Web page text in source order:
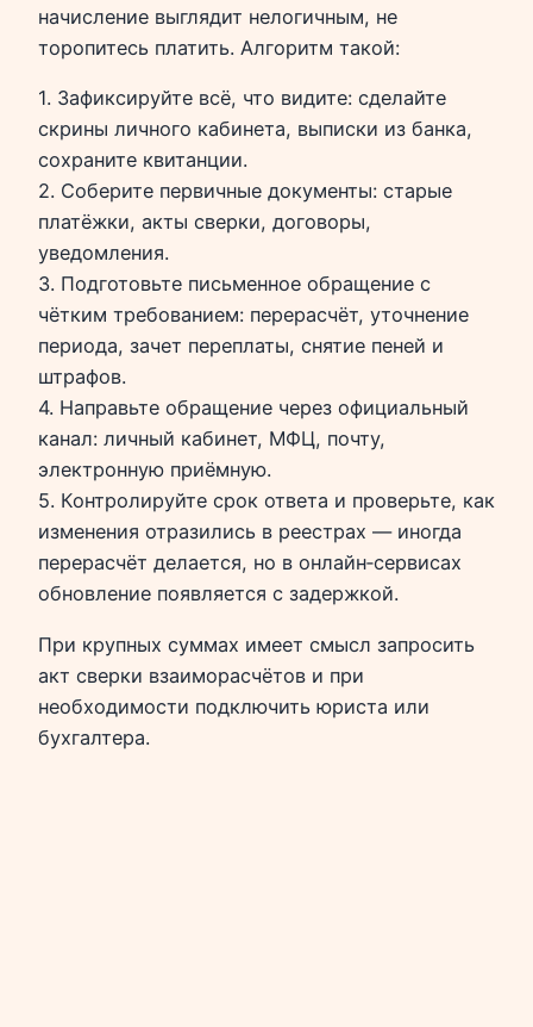
начисление выглядит нелогичным, не
торопитесь платить. Алгоритм такой:
1. Зафиксируйте всё, что видите: сделайте
скрины личного кабинета, выписки из банка,
сохраните квитанции.
2. Соберите первичные документы: старые
платёжки, акты сверки, договоры,
уведомления.
3. Подготовьте письменное обращение с
чётким требованием: перерасчёт, уточнение
периода, зачет переплаты, снятие пеней и
штрафов.
4. Направьте обращение через официальный
канал: личный кабинет, МФЦ, почту,
электронную приёмную.
5. Контролируйте срок ответа и проверьте, как
изменения отразились в реестрах — иногда
перерасчёт делается, но в онлайн‑сервисах
обновление появляется с задержкой.
При крупных суммах имеет смысл запросить
акт сверки взаиморасчётов и при
необходимости подключить юриста или
бухгалтера.